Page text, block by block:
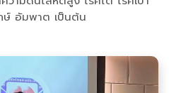
ษ์ อัมพาต เป็นต้น